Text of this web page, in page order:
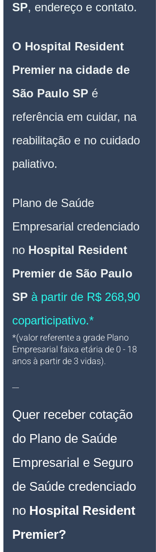
SP, endereço e contato.
O Hospital Resident
Premier na cidade de
São Paulo SP é
referência em cuidar, na
reabilitação e no cuidado
paliativo.
Plano de Saúde
Empresarial credenciado
no Hospital Resident
Premier de São Paulo
SP à partir de R$ 268,90
coparticipativo.*
*(valor referente a grade Plano
Empresarial faixa etária de 0 - 18
anos à partir de 3 vidas).
__
Quer receber cotação
do Plano de Saúde
Empresarial e Seguro
de Saúde credenciado
no Hospital Resident
Premier?